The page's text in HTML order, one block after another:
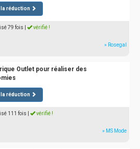
réduction
79 fois vérifié !
» Rosegal
Outlet pour réaliser des
réduction
111 fois vérifié !
» MS Mode